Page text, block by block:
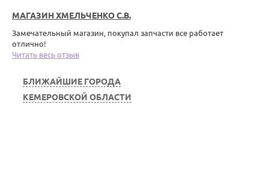
МАГАЗИН ХМЕЛЬЧЕНКО С.В.
Замечательный магазин, покупал запчасти все работает
отлично!
Читать весь отзыв
БЛИЖАЙШИЕ ГОРОДА
КЕМЕРОВСКОЙ ОБЛАСТИ